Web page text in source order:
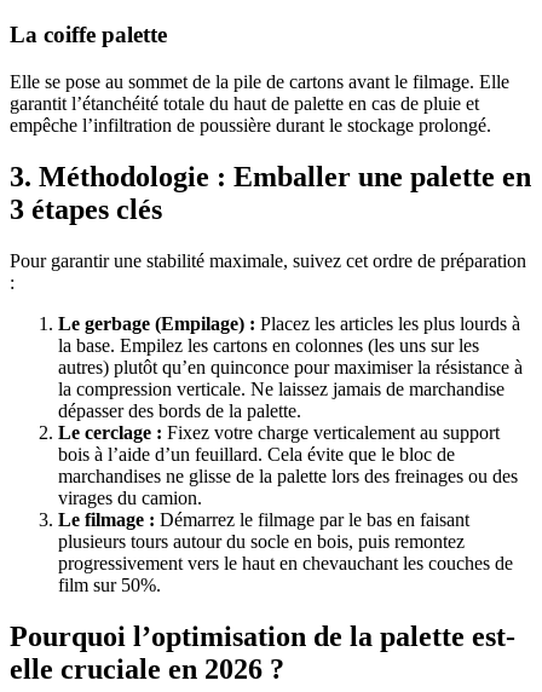
La coiffe palette
Elle se pose au sommet de la pile de cartons avant le filmage. Elle
garantit l’étanchéité totale du haut de palette en cas de pluie et
empêche l’infiltration de poussière durant le stockage prolongé.
3. Méthodologie : Emballer une palette en
3 étapes clés
Pour garantir une stabilité maximale, suivez cet ordre de préparation
:
Le gerbage (Empilage) : Placez les articles les plus lourds à
la base. Empilez les cartons en colonnes (les uns sur les
autres) plutôt qu’en quinconce pour maximiser la résistance à
la compression verticale. Ne laissez jamais de marchandise
dépasser des bords de la palette.
Le cerclage : Fixez votre charge verticalement au support
bois à l’aide d’un feuillard. Cela évite que le bloc de
marchandises ne glisse de la palette lors des freinages ou des
virages du camion.
Le filmage : Démarrez le filmage par le bas en faisant
plusieurs tours autour du socle en bois, puis remontez
progressivement vers le haut en chevauchant les couches de
film sur 50%.
Pourquoi l’optimisation de la palette est-
elle cruciale en 2026 ?